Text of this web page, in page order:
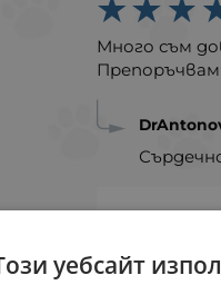
Много съм
уебсайт